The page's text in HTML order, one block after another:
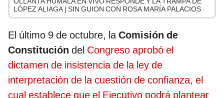
LÓPEZ ALIAGA | SIN GUION CON ROSA MARÍA PALACIOS
El último 9 de octubre, laComisión de
Constitución del Congreso aprobó el
dictamen de insistencia de la ley de
interpretación de la cuestión de confianza, el
cual establece que el Ejecutivo podrá plantear